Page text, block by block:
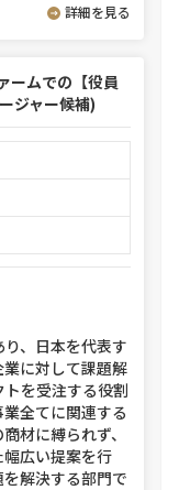
詳細を見る
ームでの【役員
ジャー候補)
、日本を代表す
に対して課題解
を受注する役割
全てに関連する
材に縛られず、
広い提案を行
解決する部門で